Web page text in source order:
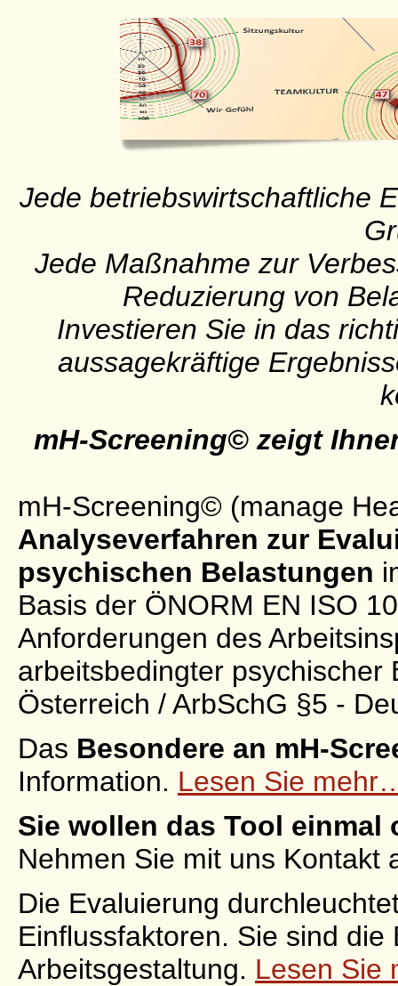
Jede betriebswirtschaftliche
Jede Maßnahme zur
Reduzierung von
Investieren Sie in das
aussagekräftige
mH-Screening© zeigt
mH-Screening© (manage
Analyseverfahren zur
psychischen Belastungen
Basis der ÖNORM EN ISO
Anforderungen des
arbeitsbedingter psychischer
Österreich / ArbSchG §5 -
Das Besondere an mH-
Information. Lesen Sie
Sie wollen das Tool
Nehmen Sie mit uns Kontakt
Die Evaluierung
Einflussfaktoren. Sie sind
Arbeitsgestaltung. Lesen Sie